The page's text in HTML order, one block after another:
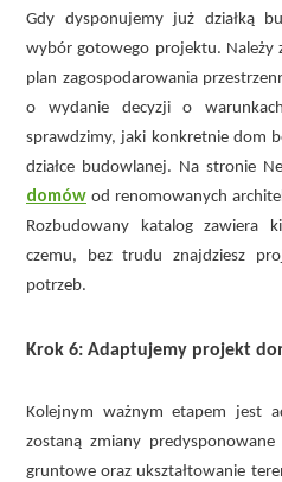
Gdy dysponujemy już działką
wybór gotowego projektu. Należy
plan zagospodarowania
o wydanie decyzji o
sprawdzimy, jaki konkretnie dom
działce budowlanej. Na stronie
domów od renomowanych
Rozbudowany katalog zawiera
czemu, bez trudu znajdziesz
potrzeb.
Krok 6: Adaptujemy projekt
Kolejnym ważnym etapem jest
zostaną zmiany
gruntowe oraz ukształtowanie